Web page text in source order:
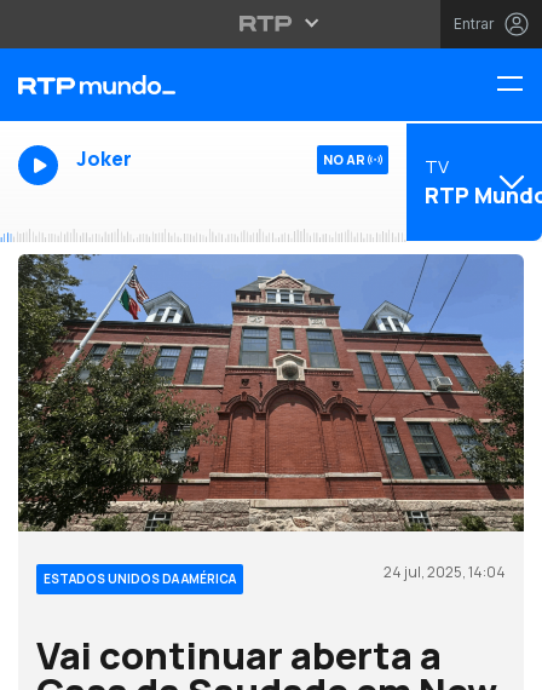
Entrar
Joker NO AR TV
RTP
ESTADOS UNIDOS DA AMÉRICA 24 jul, 2025, 14:04
Vai continuar aberta a